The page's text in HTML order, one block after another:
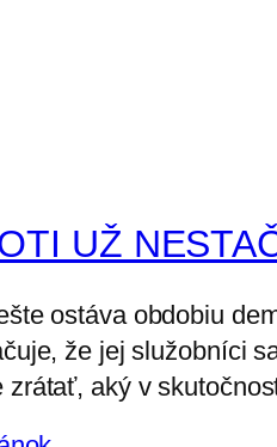
UŽ
ostáva obdobiu
že jej služobníci
zrátať, aký v